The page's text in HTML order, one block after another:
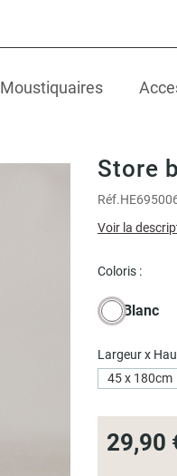
Moustiquaires
Store
Réf.
Voir la
Coloris :
Blanc
Largeur x
45 x 180cm
29,90